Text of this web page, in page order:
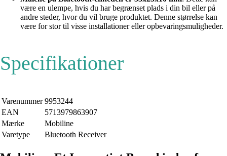
være en ulempe, hvis du har begrænset plads i din bil eller på
andre steder, hvor du vil bruge produktet. Denne størrelse kan
være for stor til visse installationer eller opbevaringsmuligheder.
Specifikationer
Varenummer 9953244
EAN
5713979863907
Mærke
Mobiline
Varetype
Bluetooth Receiver